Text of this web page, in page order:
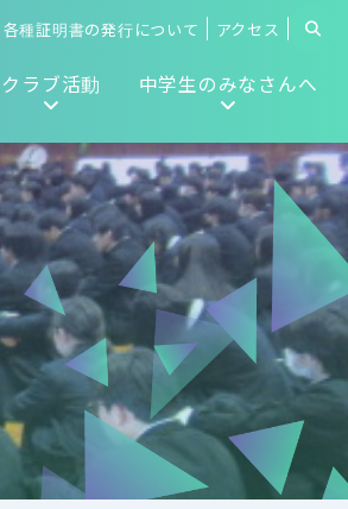
クラブ活動 中学生のみなさんへ
各種証明書の発行について アクセス